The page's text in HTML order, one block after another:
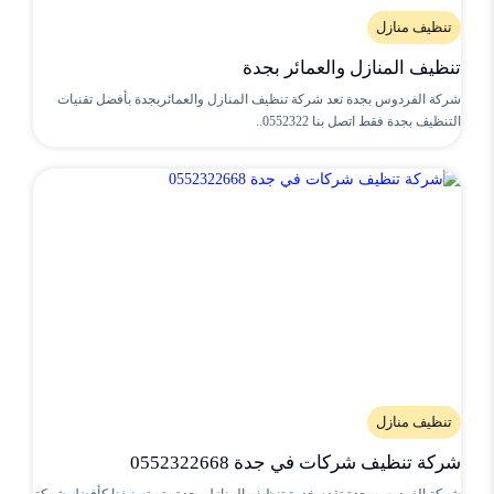
تنظيف منازل
تنظيف المنازل والعمائر بجدة
شركة الفردوس بجدة تعد شركة تنظيف المنازل والعمائربجدة بأفضل تقنيات
التنظيف بجدة فقط اتصل بنا 0552322..
تنظيف منازل
شركة تنظيف شركات في جدة 0552322668